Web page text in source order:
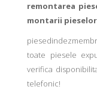
remontarea
montarii
toate piesele
verifica
telefonic!